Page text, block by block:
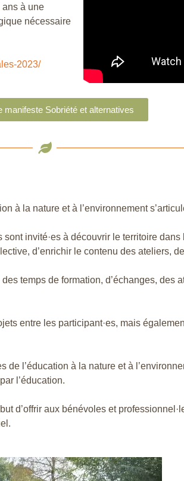
ans à une
nécessaire
2023/
manifeste Sobriété et alternatives
à la nature et à l’environnement
invité·es à découvrir le territoire
d’enrichir le contenu des ateliers,
temps de formation, d’échanges, des
entre les participant·es, mais
l’éducation à la nature et à
l’éducation.
d’offrir aux bénévoles et